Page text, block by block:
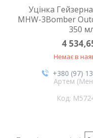
Уцінка
MHW-3Bomber
350
4
Немає в
+380 (97)
Артем